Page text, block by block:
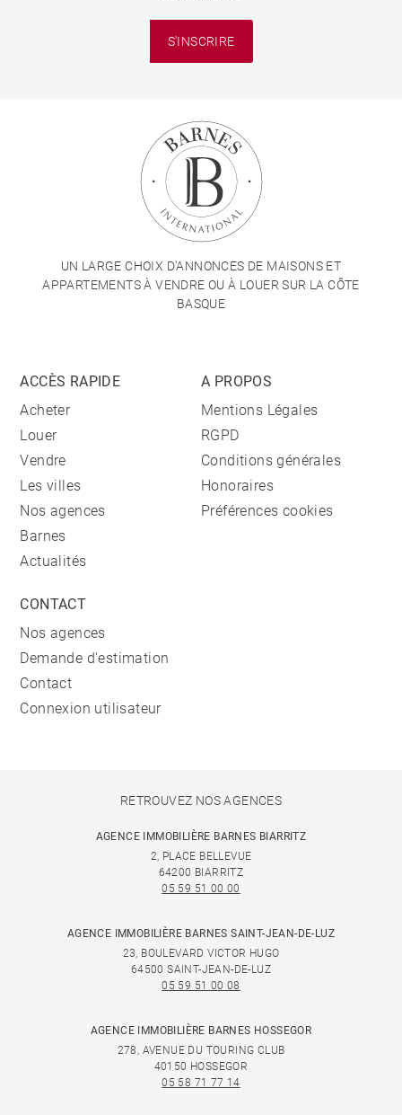
S'INSCRIRE
UN LARGE CHOIX D'ANNONCES DE MAISONS ET
APPARTEMENTS À VENDRE OU À LOUER SUR LA CÔTE
BASQUE
ACCÈS RAPIDE
Acheter
Louer
Vendre
Les villes
Nos agences
Barnes
Actualités
A PROPOS
Mentions Légales
RGPD
Conditions générales
Honoraires
Préférences cookies
CONTACT
Nos agences
Demande d'estimation
Contact
Connexion utilisateur
RETROUVEZ NOS AGENCES
AGENCE IMMOBILIÈRE BARNES BIARRITZ
2, PLACE BELLEVUE
64200 BIARRITZ
05 59 51 00 00
AGENCE IMMOBILIÈRE BARNES SAINT-JEAN-DE-LUZ
23, BOULEVARD VICTOR HUGO
64500 SAINT-JEAN-DE-LUZ
05 59 51 00 08
AGENCE IMMOBILIÈRE BARNES HOSSEGOR
278, AVENUE DU TOURING CLUB
40150 HOSSEGOR
05 58 71 77 14